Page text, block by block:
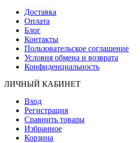
Доставка
Оплата
Блог
Контакты
Пользовательское соглашение
Условия обмена и возврата
Конфиденциальность
ЛИЧНЫЙ КАБИНЕТ
Вход
Регистрация
Сравнить товары
Избранное
Корзина